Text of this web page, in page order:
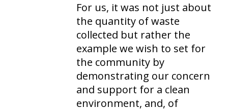
For us, it was not just about
the quantity of waste
collected but rather the
example we wish to set for
the community by
demonstrating our concern
and support for a clean
environment, and, of